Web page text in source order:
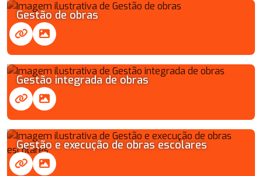
Gestão de obras
Gestão integrada de obras
Gestão e execução de obras escolares